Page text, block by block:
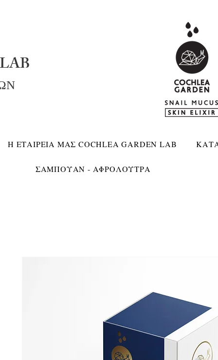
Η ΕΤΑΙΡΕΙΑ ΜΑΣ COCHLEA GARDEN LAB
ΣΑΜΠΟΥΑΝ - ΑΦΡΟΛΟΥΤΡΑ